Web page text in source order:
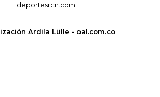
deportesrcn.com
Ardila Lülle - oal.com.co